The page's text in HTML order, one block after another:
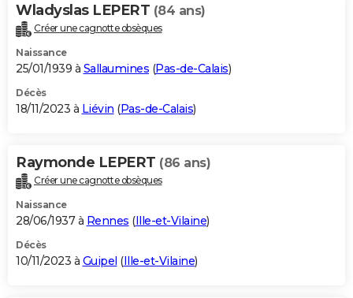
Wladyslas LEPERT (84 ans)
Créer une cagnotte obsèques
Naissance
25/01/1939 à Sallaumines (Pas-de-Calais)
Décès
18/11/2023 à Liévin (Pas-de-Calais)
Raymonde LEPERT (86 ans)
Créer une cagnotte obsèques
Naissance
28/06/1937 à Rennes (Ille-et-Vilaine)
Décès
10/11/2023 à Guipel (Ille-et-Vilaine)